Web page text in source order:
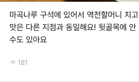
마곡나루 구석에 있어서 역전할머니 치
맛은 다른 지점과 동일해요! 뒷골목에
수도 있아요
181